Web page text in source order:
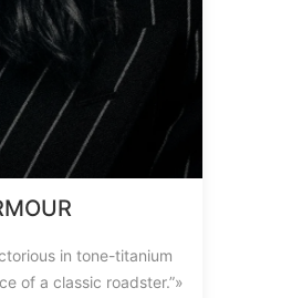
in tone-titanium
of a classic roadster.”»